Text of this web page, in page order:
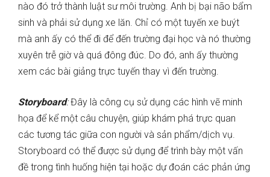
nào đó trở thành luật sư môi trường. Anh bị bại não bẩm
sinh và phải sử dụng xe lăn. Chỉ có một tuyến xe buýt
mà anh ấy có thể đi để đến trường đại học và nó thường
xuyên trễ giờ và quá đông đúc. Do đó, anh ấy thường
xem các bài giảng trực tuyến thay vì đến trường.
Storyboard:Đây là công cụ sử dụng các hình vẽ minh
họa để kể một câu chuyện, giúp khám phá trực quan
các tương tác giữa con người và sản phẩm/dịch vụ.
Storyboard có thể được sử dụng để trình bày một vấn
đề trong tình huống hiện tại hoặc dự đoán các phản ứng